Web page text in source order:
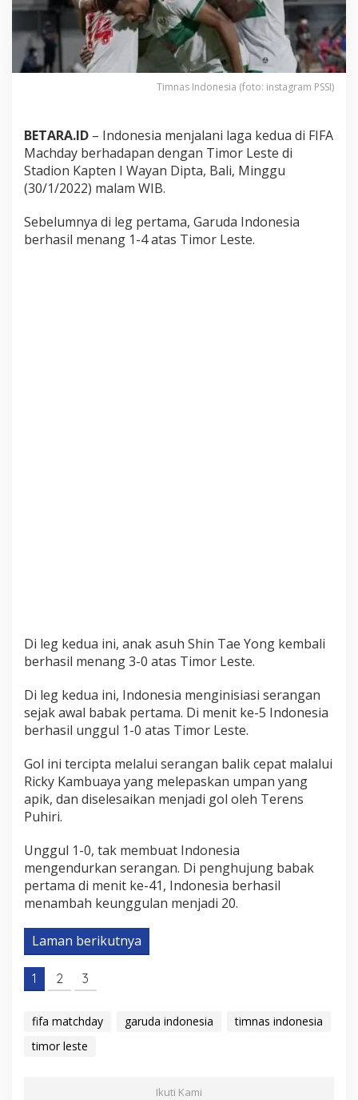
a
n
T
s
t
e
3
-
Timnas Indonesia (foto: instagram PSSI)
BETARA.ID – Indonesia menjalani laga kedua di FIFA
Machday berhadapan dengan Timor Leste di
Stadion Kapten I Wayan Dipta, Bali, Minggu
(30/1/2022) malam WIB.
Sebelumnya di leg pertama, Garuda Indonesia
berhasil menang 1-4 atas Timor Leste.
Di leg kedua ini, anak asuh Shin Tae Yong kembali
berhasil menang 3-0 atas Timor Leste.
Di leg kedua ini, Indonesia menginisiasi serangan
sejak awal babak pertama. Di menit ke-5 Indonesia
berhasil unggul 1-0 atas Timor Leste.
Gol ini tercipta melalui serangan balik cepat malalui
Ricky Kambuaya yang melepaskan umpan yang
apik, dan diselesaikan menjadi gol oleh Terens
Puhiri.
Unggul 1-0, tak membuat Indonesia
mengendurkan serangan. Di penghujung babak
pertama di menit ke-41, Indonesia berhasil
menambah keunggulan menjadi 20.
Laman berikutnya
1 2 3
fifa matchday garuda indonesia
timnas indonesia
timor leste
Ikuti Kami